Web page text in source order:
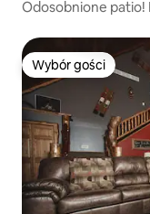
Odosobnione patio!
Wybór gości
Wybór gości